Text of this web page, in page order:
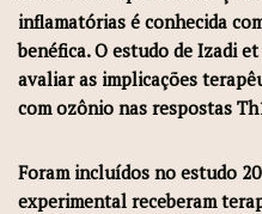
inflamatórias é conhecida
benéfica. O estudo de Izadi
avaliar as implicações
com ozônio nas respostas
Foram incluídos no estudo
experimental receberam